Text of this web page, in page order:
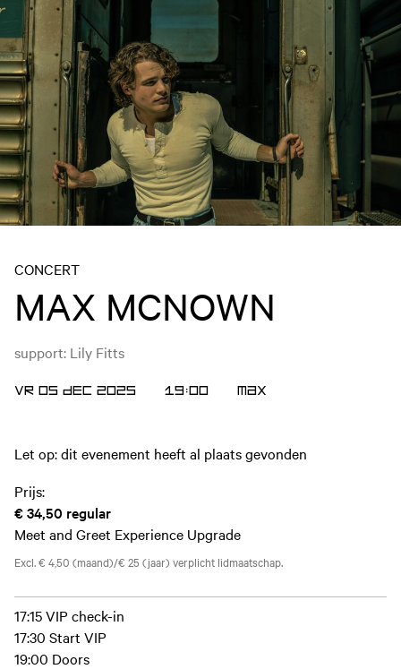
CONCERT
MAX MCNOWN
support: Lily Fitts
VR 05 DEC 2025 19:00 MAX
Let op: dit evenement heeft al plaats gevonden
Prijs:
€ 34,50 regular
Meet and Greet Experience Upgrade
Excl. € 4,50 (maand)/€ 25 (jaar) verplicht lidmaatschap.
17:15 VIP check-in
17:30 Start VIP
19:00 Doors